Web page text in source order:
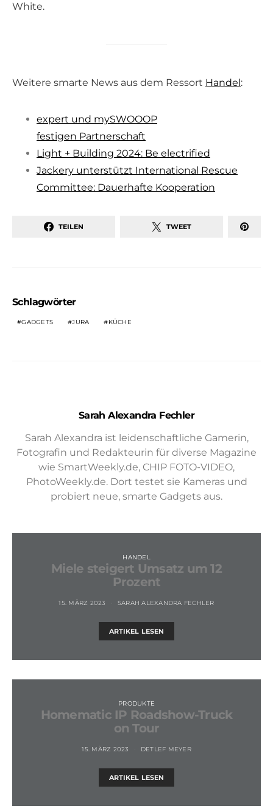
White.
Weitere smarte News aus dem Ressort Handel:
expert und mySWOOOP
festigen Partnerschaft
Light + Building 2024: Be electrified
Jackery unterstützt International Rescue
Committee: Dauerhafte Kooperation
TEILEN TWEET
Schlagwörter
GADGETS JURA KÜCHE
Sarah Alexandra Fechler
Sarah Alexandra ist leidenschaftliche Gamerin,
Fotografin und Redakteurin für diverse Magazine
wie SmartWeekly.de, CHIP FOTO-VIDEO,
PhotoWeekly.de. Dort testet sie Kameras und
probiert neue, smarte Gadgets aus.
HANDEL
Miele steigert Umsatz um 12
Prozent
15. MÄRZ 2023 SARAH ALEXANDRA FECHLER
ARTIKEL LESEN
PRODUKTE
Homematic IP Roadshow-Truck
on Tour
15. MÄRZ 2023 DETLEF MEYER
ARTIKEL LESEN